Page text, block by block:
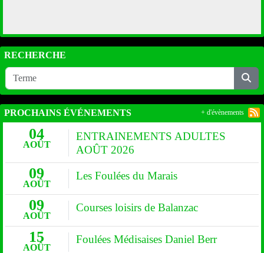
RECHERCHE
PROCHAINS ÉVÉNEMENTS
04
AOÛT
ENTRAINEMENTS ADULTES
AOÛT 2026
09
AOÛT
Les Foulées du Marais
09
AOÛT
Courses loisirs de Balanzac
15
AOÛT
Foulées Médisaises Daniel Berr
+ d'évènements